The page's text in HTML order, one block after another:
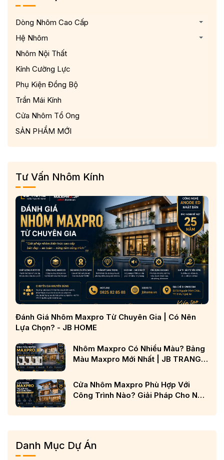
Dòng Nhôm Cao Cấp
Hệ Nhôm
Nhôm Nội Thất
Kính Cường Lực
Phụ Kiện Đồng Bộ
Trần Mái Kính
Cửa Nhôm Tổ Ong
SẢN PHẨM MỚI
Tư Vấn Nhôm Kính
Đánh Giá Nhôm Maxpro Từ Chuyên Gia | Có Nên
Lựa Chọn? - JB HOME
Nhôm Maxpro Có Nhiều Màu? Bảng
Màu Maxpro Mới Nhất | JB TRANG
Cửa Nhôm Maxpro Phù Hợp Với
Công Trình Nào? Giải Pháp Cho Nhà
Cấp
Danh Mục Dự Án